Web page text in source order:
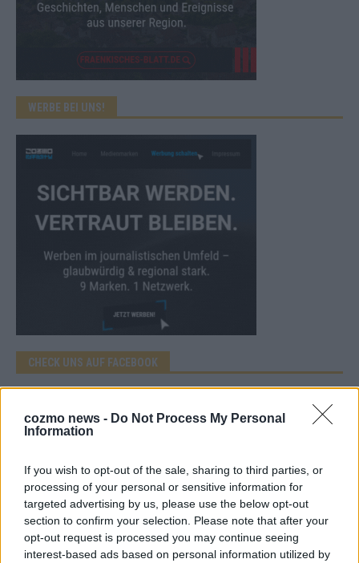
cozmo news - Do Not Process My Personal
Information
If you wish to opt-out of the sale, sharing to third parties, or
processing of your personal or sensitive information for
targeted advertising by us, please use the below opt-out
section to confirm your selection. Please note that after your
opt-out request is processed you may continue seeing
interest-based ads based on personal information utilized by
WERBE BEI UNS!
CHECK UNS AUF FACEBOOK